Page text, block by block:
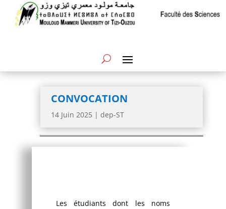
CONVOCATION
14 Juin 2025 | dep-ST
Les étudiants dont les noms